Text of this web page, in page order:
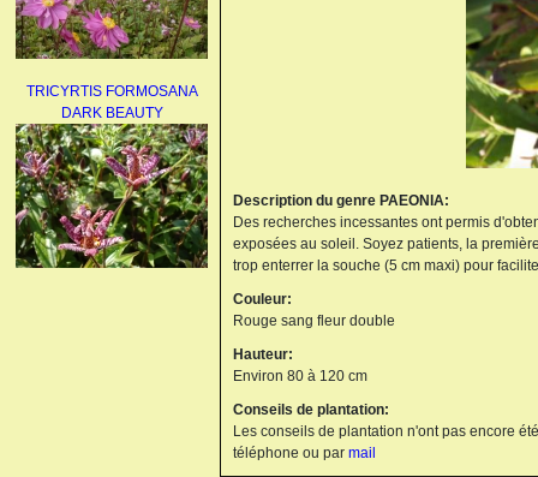
TRICYRTIS FORMOSANA
DARK BEAUTY
Description du genre PAEONIA:
Des recherches incessantes ont permis
exposées au soleil. Soyez patients, la
trop enterrer la souche (5 cm maxi) pour
Couleur:
Rouge sang fleur double
Hauteur:
Environ 80 à 120 cm
Conseils de plantation:
Les conseils de plantation n'ont pas encore
téléphone ou par mail